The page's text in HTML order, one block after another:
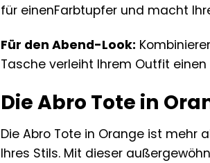
für einenFarbtupfer und macht
Für den Abend-Look:
Tasche verleiht Ihrem Outfit
Die Abro Tote in
Die Abro Tote in Orange ist mehr
Ihres Stils. Mit dieser